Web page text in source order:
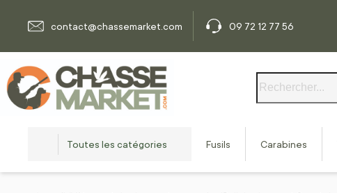
contact@chassemarket.com
09 72 12 77 56
Toutes les catégories Fusils Carabines